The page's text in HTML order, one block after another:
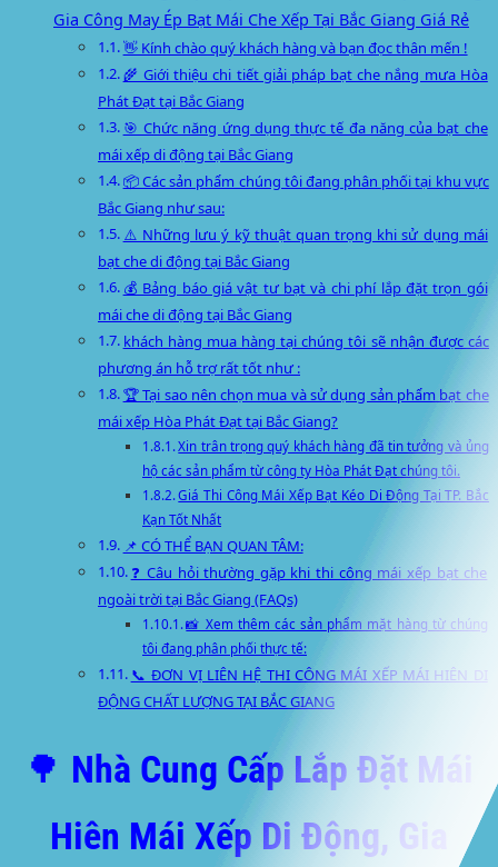
Gia Công May Ép Bạt Mái Che Xếp Tại Bắc Giang Giá Rẻ
👋 Kính chào quý khách hàng và bạn đọc thân mến !
🌾 Giới thiệu chi tiết giải pháp bạt che nắng mưa Hòa
Phát Đạt tại Bắc Giang
🎯 Chức năng ứng dụng thực tế đa năng của bạt che
mái xếp di động tại Bắc Giang
📦 Các sản phẩm chúng tôi đang phân phối tại khu vực
Bắc Giang như sau:
⚠️ Những lưu ý kỹ thuật quan trọng khi sử dụng mái
bạt che di động tại Bắc Giang
💰 Bảng báo giá vật tư bạt và chi phí lắp đặt trọn gói
mái che di động tại Bắc Giang
khách hàng mua hàng tại chúng tôi sẽ nhận được các
phương án hỗ trợ rất tốt như :
🏆 Tại sao nên chọn mua và sử dụng sản phẩm bạt che
mái xếp Hòa Phát Đạt tại Bắc Giang?
Xin trân trọng quý khách hàng đã tin tưởng và ủng
hộ các sản phẩm từ công ty Hòa Phát Đạt chúng tôi.
Giá Thi Công Mái Xếp Bạt Kéo Di Động Tại TP. Bắc
Kạn Tốt Nhất
📌 CÓ THỂ BẠN QUAN TÂM:
❓ Câu hỏi thường gặp khi thi công mái xếp bạt che
ngoài trời tại Bắc Giang (FAQs)
📸 Xem thêm các sản phẩm mặt hàng từ chúng
tôi đang phân phối thực tế:
📞 ĐƠN VỊ LIÊN HỆ THI CÔNG MÁI XẾP MÁI HIÊN DI
ĐỘNG CHẤT LƯỢNG TẠI BẮC GIANG
🌳 Nhà Cung Cấp Lắp Đặt Mái
Hiên Mái Xếp Di Động, Gia